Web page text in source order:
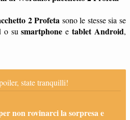
2 Profeta sono le stesse sia se
o susmartphone etablet Android,
state tranquilli!
non rovinarci la sorpresa e